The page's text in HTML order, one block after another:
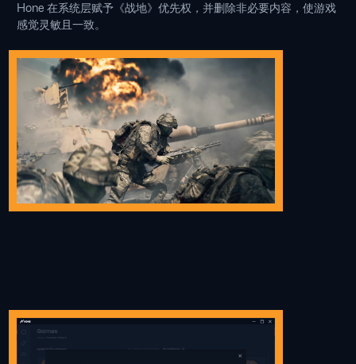
Hone 在系统层赋予《战地》优先权，并删除非必要内容，使游戏
感觉灵敏且一致。